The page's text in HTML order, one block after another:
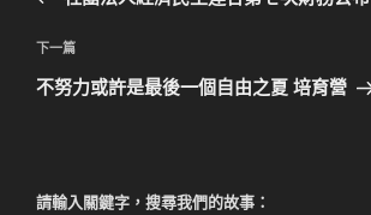
導
覽
文
章
下
一
下一篇
不努力或許是最後一個自由之夏 培育營
請輸入關鍵字，搜尋我們的故事：